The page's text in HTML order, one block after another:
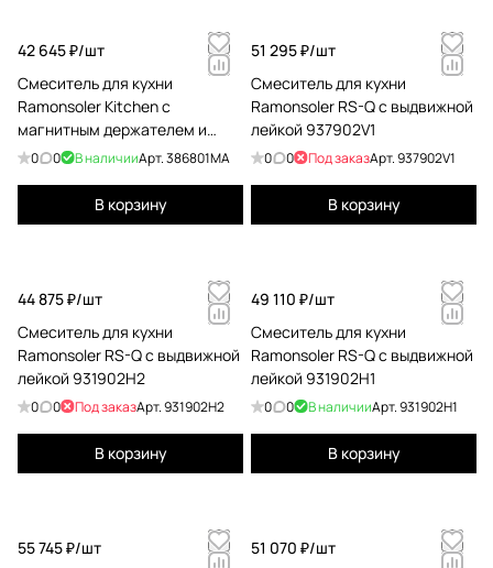
42 645 ₽/шт
Смеситель для кухни
Ramonsoler Kitchen с
магнитным держателем и
гибким изливом magnet
0 0 В наличииАрт.386801MA
В корзину
51 295 ₽/шт
Смеситель для кухни
Ramonsoler RS-Q с выдвижной
лейкой 937902V1
0 0 Под заказАрт.937902V1
В корзину
44 875 ₽/шт
Смеситель для кухни
Ramonsoler RS-Q с выдвижной
лейкой 931902H2
0 0 Под заказАрт.931902H2
В корзину
49 110 ₽/шт
Смеситель для кухни
Ramonsoler RS-Q с выдвижной
лейкой 931902H1
0 0 В наличииАрт.931902H1
В корзину
55 745 ₽/шт
51 070 ₽/шт